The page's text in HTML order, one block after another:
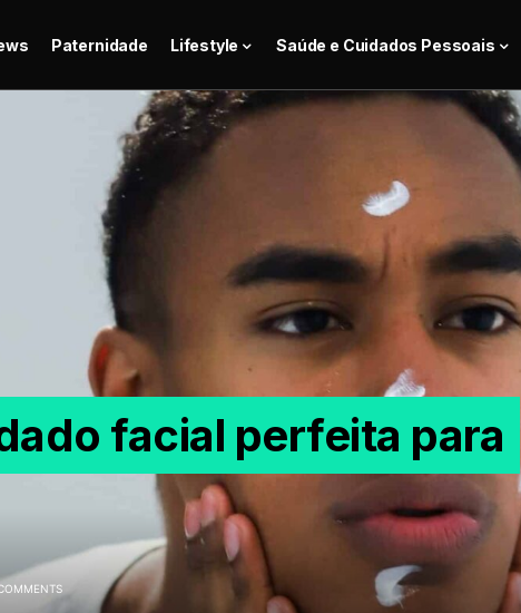
Paternidade Lifestyle Saúde e Cuidados Pessoais
facial perfeita para